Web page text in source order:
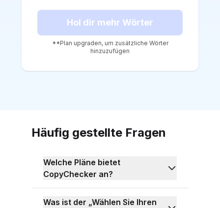
Hol dir mehr Wörter
**Plan upgraden, um zusätzliche Wörter
hinzuzufügen
Häufig gestellte Fragen
Welche Pläne bietet
CopyChecker an?
CopyChecker bietet drei Pläne an:
Kostenlos, Creator Suite und einen
benutzerdefinierten Plan namens
Was ist der „Wählen Sie Ihren